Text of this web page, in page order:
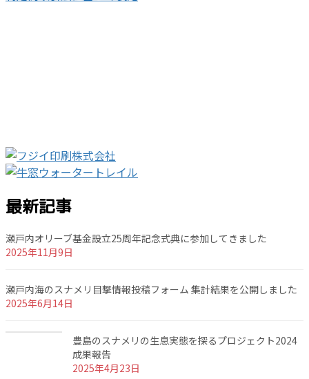
最新記事
瀬戸内オリーブ基金設立25周年記念式典に参加してきました
2025年11月9日
瀬戸内海のスナメリ目撃情報投稿フォーム 集計結果を公開しました
2025年6月14日
豊島のスナメリの生息実態を探るプロジェクト2024
成果報告
2025年4月23日